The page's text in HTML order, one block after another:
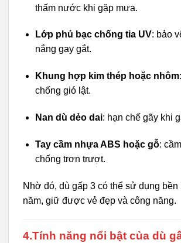
thấm nước khi gặp mưa.
Lớp phủ bạc chống tia UV: bảo
nắng gay gắt.
Khung hợp kim thép hoặc nhôm
chống gió lật.
Nan dù dẻo dai: hạn chế gãy khi
Tay cầm nhựa ABS hoặc gỗ:
chống trơn trượt.
Nhờ đó, dù gấp 3 có thể sử dụng bền
năm, giữ được vẻ đẹp và công năng.
4.Tính năng nổi bật của dù